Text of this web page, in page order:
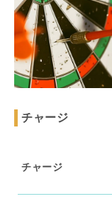
チャージ
チャージ